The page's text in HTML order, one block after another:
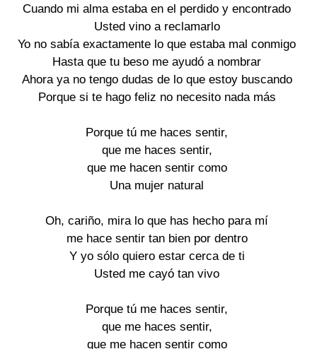
Cuando mi alma estaba en el perdido y encontrado
Usted vino a reclamarlo
Yo no sabía exactamente lo que estaba mal conmigo
Hasta que tu beso me ayudó a nombrar
Ahora ya no tengo dudas de lo que estoy buscando
Porque si te hago feliz no necesito nada más
Porque tú me haces sentir,
que me haces sentir,
que me hacen sentir como
Una mujer natural
Oh, cariño, mira lo que has hecho para mí
me hace sentir tan bien por dentro
Y yo sólo quiero estar cerca de ti
Usted me cayó tan vivo
Porque tú me haces sentir,
que me haces sentir,
que me hacen sentir como